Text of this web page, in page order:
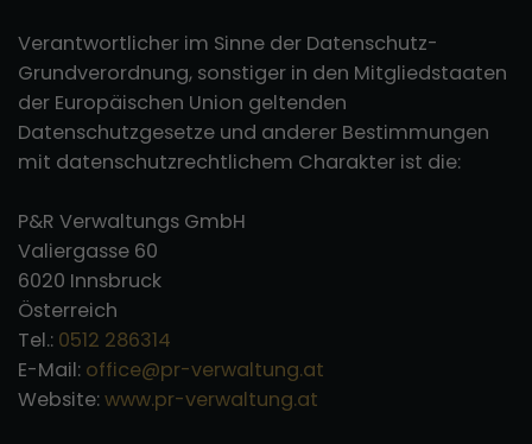
Verantwortlicher im Sinne der Datenschutz-
Grundverordnung, sonstiger in den Mitgliedstaaten
der Europäischen Union geltenden
Datenschutzgesetze und anderer Bestimmungen
mit datenschutzrechtlichem Charakter ist die:
P&R Verwaltungs GmbH
Valiergasse 60
6020 Innsbruck
Österreich
Tel.: 0512 286314
E-Mail: office@pr-verwaltung.at
Website:www.pr-verwaltung.at